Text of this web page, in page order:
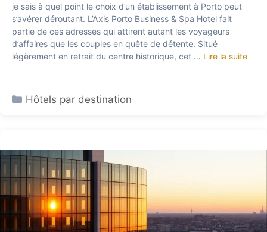
je sais à quel point le choix d’un établissement à Porto peut
s’avérer déroutant. L’Axis Porto Business & Spa Hotel fait
partie de ces adresses qui attirent autant les voyageurs
d’affaires que les couples en quête de détente. Situé
légèrement en retrait du centre historique, cet … Lire la suite
Catégories
Hôtels par destination